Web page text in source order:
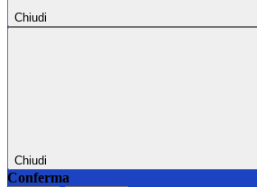
Chiudi
Chiudi
Conferma